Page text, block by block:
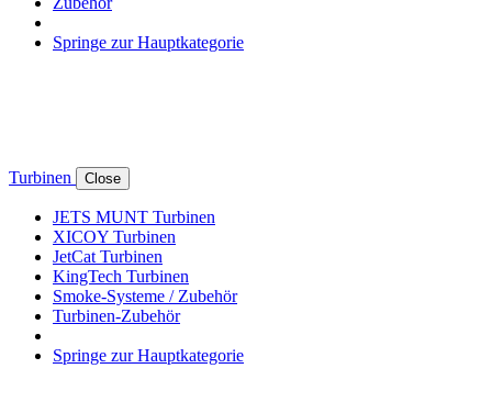
Springe zur Hauptkategorie
Turbinen Close
JETS MUNT Turbinen
XICOY Turbinen
JetCat Turbinen
KingTech Turbinen
Smoke-Systeme / Zubehör
Turbinen-Zubehör
Springe zur Hauptkategorie